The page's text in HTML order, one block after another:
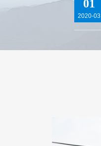
01
2020-03